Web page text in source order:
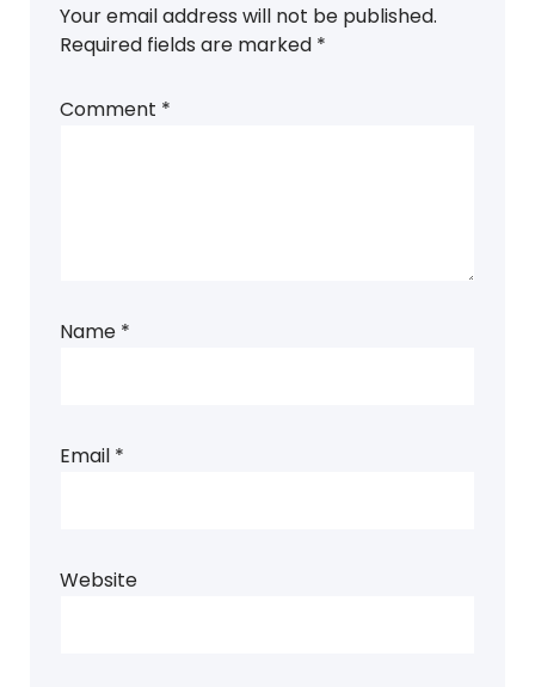
Your email address will not be published.
Required fields are marked *
Comment *
Name *
Email *
Website